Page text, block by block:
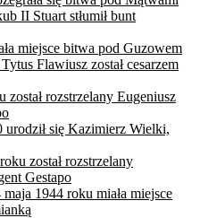
II Stuart stłumił bunt
miejsce bitwa pod Guzowem
Flawiusz został cesarzem
został rozstrzelany Eugeniusz
urodził się Kazimierz Wielki,
został rozstrzelany
Gestapo
1944 roku miała miejsce